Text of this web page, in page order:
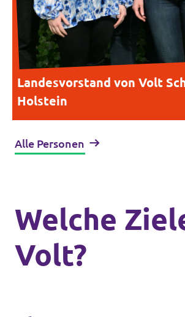
Landesvorstand von Volt
Holstein
Alle Personen
Welche
Volt?